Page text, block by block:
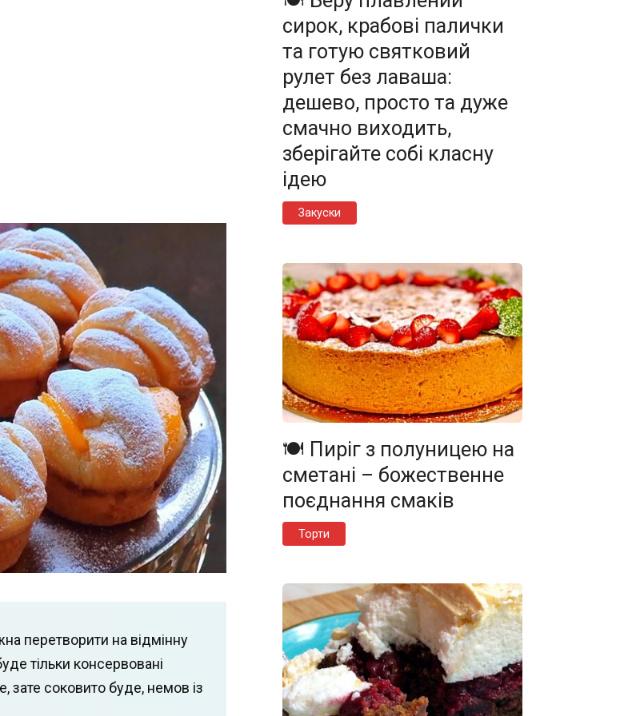
перетворити на відмінну
тільки консервовані
зате соковито буде, немов із
сирок, крабові палички
та готую святковий
рулет без лаваша:
дешево, просто та дуже
смачно виходить,
зберігайте собі класну
ідею
Закуски
🍽️ Пиріг з полуницею на
сметані – божественне
поєднання смаків
Торти